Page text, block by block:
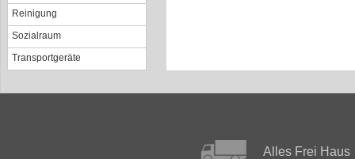
Reinigung
Sozialraum
Transportgeräte
Alles Frei Haus